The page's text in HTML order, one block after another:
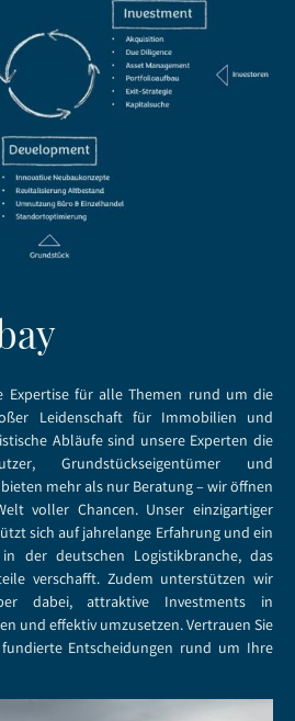
Expertise für alle Themen rund um die
Leidenschaft für Immobilien und
Abläufe sind unsere Experten die
Grundstückseigentümer und
mehr als nur Beratung – wir öffnen
voller Chancen. Unser einzigartiger
sich auf jahrelange Erfahrung und ein
der deutschen Logistikbranche, das
verschafft. Zudem unterstützen wir
dabei, attraktive Investments in
und effektiv umzusetzen. Vertrauen Sie
Entscheidungen rund um Ihre